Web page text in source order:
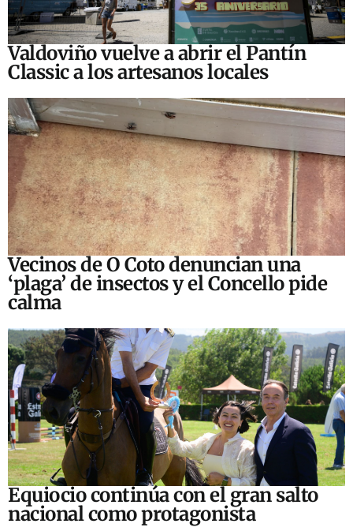
Valdoviño vuelve a abrir el Pantín
Classic a los artesanos locales
Vecinos de O Coto denuncian una
‘plaga’ de insectos y el Concello pide
calma
Equiocio continúa con el gran salto
nacional como protagonista